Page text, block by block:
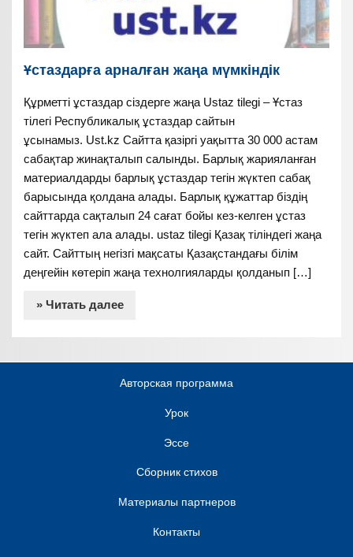
Ұстаздарға арналған жаңа мүмкіндік
Құрметті ұстаздар сіздерге жаңа Ustaz tilegi – Ұстаз
тілегі Республикалық ұстаздар сайтын
ұсынамыз. Ust.kz Сайтта қазіргі уақытта 30 000 астам
сабақтар жинақталып салынды. Барлық жарияланған
материалдарды барлық ұстаздар тегін жүктеп сабақ
барысында қолдана алады. Барлық құжаттар біздің
сайттарда сақталып 24 сағат бойы кез-келген ұстаз
тегін жүктеп ала алады. ustaz tilegi Қазақ тіліндегі жаңа
сайт. Сайттың негізгі мақсаты Қазақстандағы білім
деңгейін көтеріп жаңа технолгияларды қолданып […]
» Читать далее
Авторская программа
Урок
Эссе
Сборник стихов
Материалы партнеров
Контакты